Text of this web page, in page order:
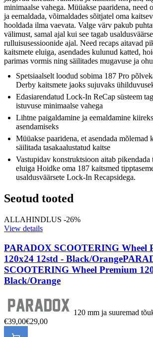
minimaalse vahega. Müüakse paaridena, need
ja eemaldada, võimaldades sõitjatel oma
hooldada ilma vaevata. Valge värv pakub
välimust, samal ajal kui see tagab
rulluisusessioonide ajal. Need recaps aitavad
kaitsmete eluiga, asendades kulunud katted,
parimas vormis ning säilitades mugavuse ja
Spetsiaalselt loodud sobima 187 Pro
Derby kaitsmete jaoks sujuvaks
Edasiarendatud Lock-In ReCap süsteem
istuvuse minimaalse vahega
Lihtne paigaldamine ja eemaldamine
asendamiseks
Müüakse paaridena, et asendada mõlemad
säilitada tasakaalustatud kaitse
Vastupidav konstruktsioon aitab pikendada
eluiga Hoidke oma 187 kaitsmed
usaldusväärsete Lock-In Recapsidega.
Seotud tooted
ALLAHINDLUS -26%
View details
PARADOX SCOOTERING Wheel
120x24 12std - Black/Orange
SCOOTERING Wheel Premium
Black/Orange
120 mm ja suuremad
€39,00€29,00